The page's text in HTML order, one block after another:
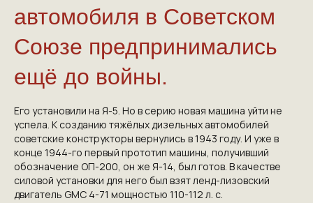
автомобиля в Советском
Союзе предпринимались
ещё до войны.
Его установили на Я-5. Но в серию новая машина уйти не
успела. К созданию тяжёлых дизельных автомобилей
советские конструкторы вернулись в 1943 году. И уже в
конце 1944-го первый прототип машины, получивший
обозначение ОП-200, он же Я-14, был готов. В качестве
силовой установки для него был взят ленд-лизовский
двигатель GMC 4-71 мощностью 110-112 л. с.